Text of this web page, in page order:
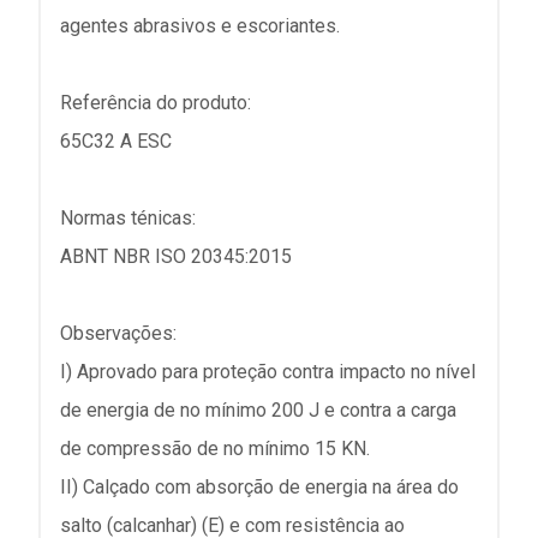
agentes abrasivos e escoriantes.
Referência do produto:
65C32 A ESC
Normas ténicas:
ABNT NBR ISO 20345:2015
Observações:
I) Aprovado para proteção contra impacto no nível
de energia de no mínimo 200 J e contra a carga
de compressão de no mínimo 15 KN.
II) Calçado com absorção de energia na área do
salto (calcanhar) (E) e com resistência ao